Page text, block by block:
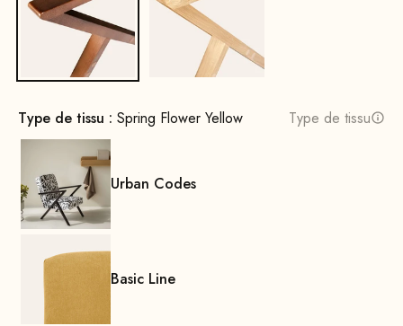
Bois de hêtre, teinté noyerBois de chêne, naturel
Type de tissu : Spring Flower Yellow Type de tissu
Urban Codes
Basic Line